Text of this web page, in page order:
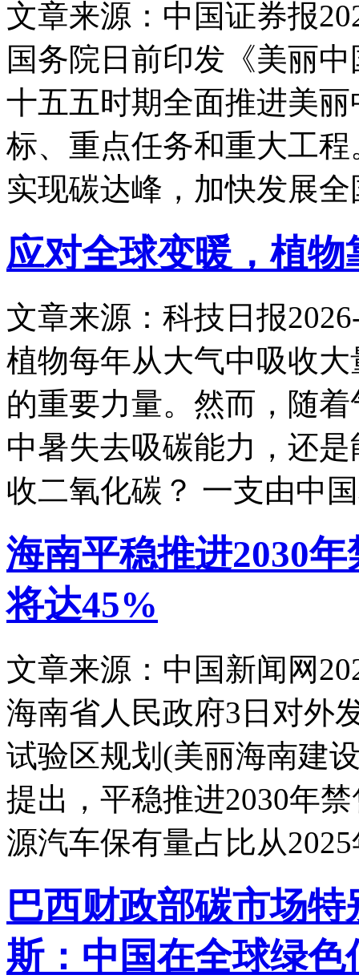
文章来源：中国证券报
国务院日前印发《美丽
十五五时期全面推进美
标、重点任务和重大工
实现碳达峰，加快发展全
应对全球变暖，植
文章来源：科技日报
植物每年从大气中吸收
的重要力量。然而，随
中暑失去吸碳能力，还
收二氧化碳？ 一支由中
海南平稳推进2030
将达45%
文章来源：中国新闻网
海南省人民政府3日对外
试验区规划(美丽海南建
提出，平稳推进2030年
源汽车保有量占比从
巴西财政部碳市场特
斯：中国在全球绿